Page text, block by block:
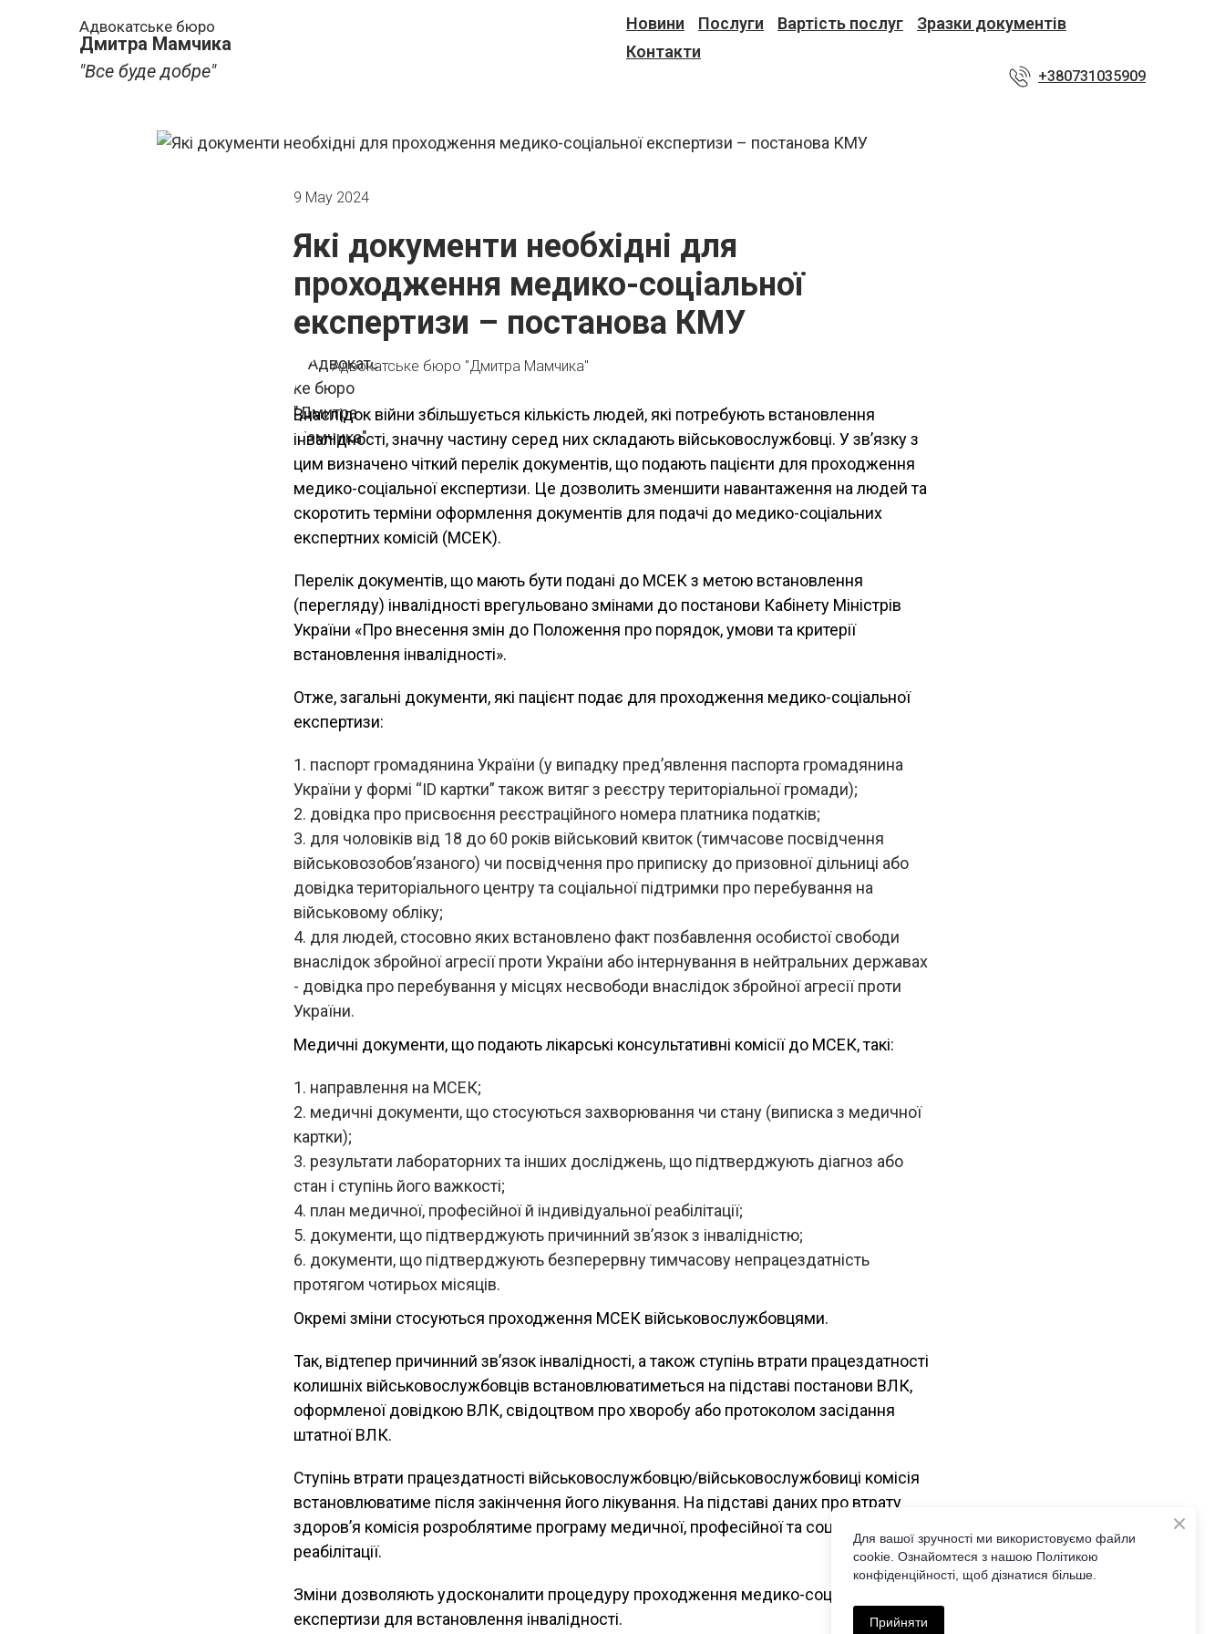
Адвокатське бюро
Дмитра Мамчика
"Все буде добре"
Новини Послуги Вартість послуг
Зразки документів
Контакти
+380731035909
9 May 2024
Які документи необхідні для
проходження медико-соціальної
експертизи – постанова КМУ
Адвокатське бюро "Дмитра Мамчика"
Внаслідок війни збільшується кількість людей, які потребують встановлення
інвалідності, значну частину серед них складають військовослужбовці. У зв’язку з
цим визначено чіткий перелік документів, що подають пацієнти для проходження
медико-соціальної експертизи. Це дозволить зменшити навантаження на людей та
скоротить терміни оформлення документів для подачі до медико-соціальних
експертних комісій (МСЕК).
Перелік документів, що мають бути подані до МСЕК з метою встановлення
(перегляду) інвалідності врегульовано змінами до постанови Кабінету Міністрів
України «Про внесення змін до Положення про порядок, умови та критерії
встановлення інвалідності».
Отже, загальні документи, які пацієнт подає для проходження медико-соціальної
експертизи:
паспорт громадянина України (у випадку предʼявлення паспорта громадянина
України у формі “ID картки” також витяг з реєстру територіальної громади);
довідка про присвоєння реєстраційного номера платника податків;
для чоловіків від 18 до 60 років військовий квиток (тимчасове посвідчення
військовозобовʼязаного) чи посвідчення про приписку до призовної дільниці або
довідка територіального центру та соціальної підтримки про перебування на
військовому обліку;
для людей, стосовно яких встановлено факт позбавлення особистої свободи
внаслідок збройної агресії проти України або інтернування в нейтральних державах
- довідка про перебування у місцях несвободи внаслідок збройної агресії проти
України.
Медичні документи, що подають лікарські консультативні комісії до МСЕК, такі:
направлення на МСЕК;
медичні документи, що стосуються захворювання чи стану (виписка з медичної
картки);
результати лабораторних та інших досліджень, що підтверджують діагноз або
стан і ступінь його важкості;
план медичної, професійної й індивідуальної реабілітації;
документи, що підтверджують причинний зв’язок з інвалідністю;
документи, що підтверджують безперервну тимчасову непрацездатність
протягом чотирьох місяців.
Окремі зміни стосуються проходження МСЕК військовослужбовцями.
Так, відтепер причинний зв’язок інвалідності, а також ступінь втрати працездатності
колишніх військовослужбовців встановлюватиметься на підставі постанови ВЛК,
оформленої довідкою ВЛК, свідоцтвом про хворобу або протоколом засідання
штатної ВЛК.
Ступінь втрати працездатності військовослужбовцю/військовослужбовиці комісія
встановлюватиме після закінчення його лікування. На підставі даних про втрату
здоров’я комісія розроблятиме програму медичної, професійної та соціальної
реабілітації.
Зміни дозволяють удосконалити процедуру проходження медико-соціальної
експертизи для встановлення інвалідності.
Для вашої зручності ми використовуємо файли
cookie. Ознайомтеся з нашою Політикою
конфіденційності, щоб дізнатися більше.
Прийняти